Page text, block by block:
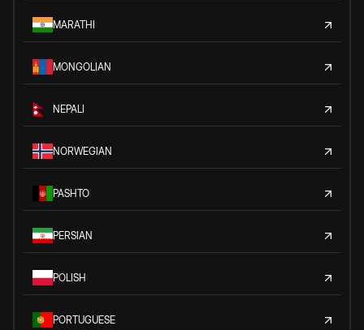
MARATHI
MONGOLIAN
NEPALI
NORWEGIAN
PASHTO
PERSIAN
POLISH
PORTUGUESE